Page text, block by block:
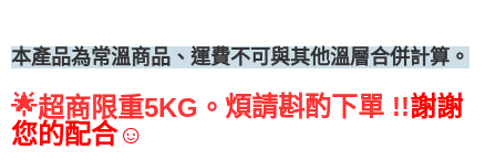
本產品為常溫商品、運費不可與其他溫層合併計算。
🌟超商限重5KG。 煩請斟酌下單 !!謝謝
您的配合☺